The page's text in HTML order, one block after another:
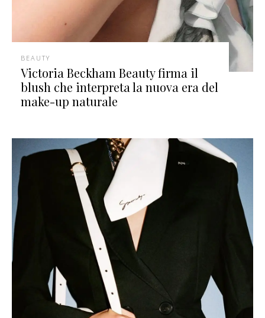
BEAUTY
Victoria Beckham Beauty firma il
blush che interpreta la nuova era del
make-up naturale